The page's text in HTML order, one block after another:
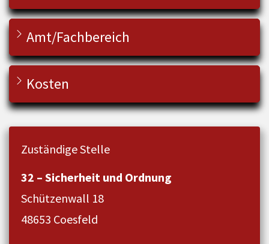
Amt/Fachbereich
Kosten
Zuständige Stelle
32 – Sicherheit und Ordnung
Schützenwall 18
48653 Coesfeld